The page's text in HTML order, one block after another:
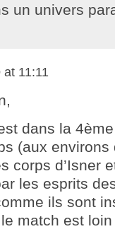
un univers
11:11
dans la
(aux environs
corps d’Isner
les esprits
ils sont
match est loin